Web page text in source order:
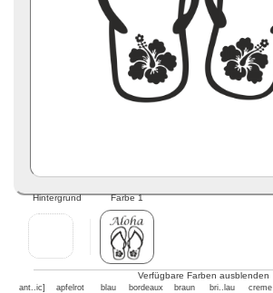
Hintergrund Farbe 1
Verfügbare Farben ausblenden
ant..ic] apfelrot blau bordeaux braun bri..lau creme